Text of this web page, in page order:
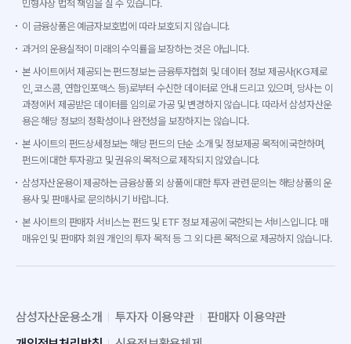
민형사상 법적 책임을 질 수 있습니다.
이 금융상품은 예금자보호법에 따라 보호되지 않습니다.
과거의 운용실적이 미래의 수익률을 보장하는 것은 아닙니다.
본 사이트에서 제공되는 펀드정보는 금융투자협회 및 데이터 정보 제공사(KG제로
인, 코스콤, 연합인포맥스 등)로부터 수신한 데이터로 안내 드리고 있으며, 당사는 이
과정에서 제공받은 데이터를 임의로 가공 및 변경하지 않습니다. 따라서 삼성자산운
용은 해당 정보의 정확성이나 완전성을 보장하지는 않습니다.
본 사이트의 펀드상세정보는 해당 펀드의 단순 소개 및 정보제공 목적에 국한하며,
펀드에 대한 투자광고 및 권유의 목적으로 제작되지 않았습니다.
삼성자산운용이 제공하는 금융상품 외 상품에 대한 투자 관련 문의는 해당상품의 운
용사 및 판매사로 문의하시기 바랍니다.
본 사이트의 판매자 서비스는 펀드 및 ETF 정보 제공에 국한되는 서비스입니다. 매
매유인 및 판매자 회원 개인의 투자 목적 등 그 외 다른 목적으로 제공하지 않습니다.
삼성자산운용소개 투자자 이용약관
판매자 이용약관